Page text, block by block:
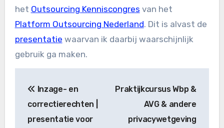
het Outsourcing Kenniscongres van het
Platform Outsourcing Nederland. Dit is alvast de
presentatie waarvan ik daarbij waarschijnlijk
gebruik ga maken.
navigatie
Inzage- en
correctierechten |
presentatie voor
Praktijkcursus Wbp &
AVG & andere
privacywetgeving